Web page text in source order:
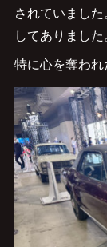
されていまし
してありました。
特に心を奪われ